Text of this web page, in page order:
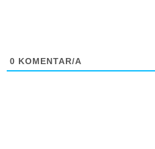
0 KOMENTAR/A